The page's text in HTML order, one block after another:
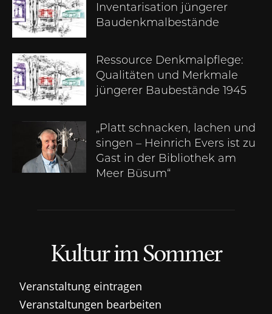
Inventarisation jüngerer
Baudenkmalbestände
Ressource Denkmalpflege:
Qualitäten und Merkmale
jüngerer Baubestände 1945
„Platt schnacken, lachen und
singen – Heinrich Evers ist zu
Gast in der Bibliothek am
Meer Büsum“
Kultur im Sommer
Veranstaltung eintragen
Veranstaltungen bearbeiten